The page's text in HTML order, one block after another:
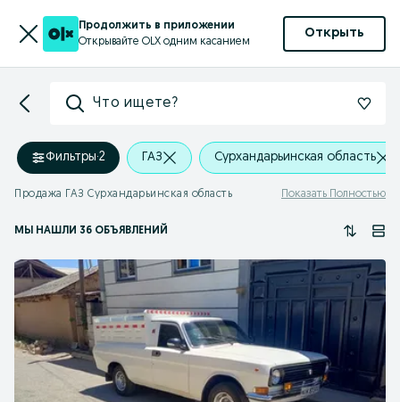
Продолжить в приложении
Открывайте OLX одним касанием
Открыть
Что ищете?
Фильтры·2 ГАЗ Сурхандарьинская область
Продажа ГАЗ Сурхандарьинская область Показать Полностью
МЫ НАШЛИ 36 ОБЪЯВЛЕНИЙ